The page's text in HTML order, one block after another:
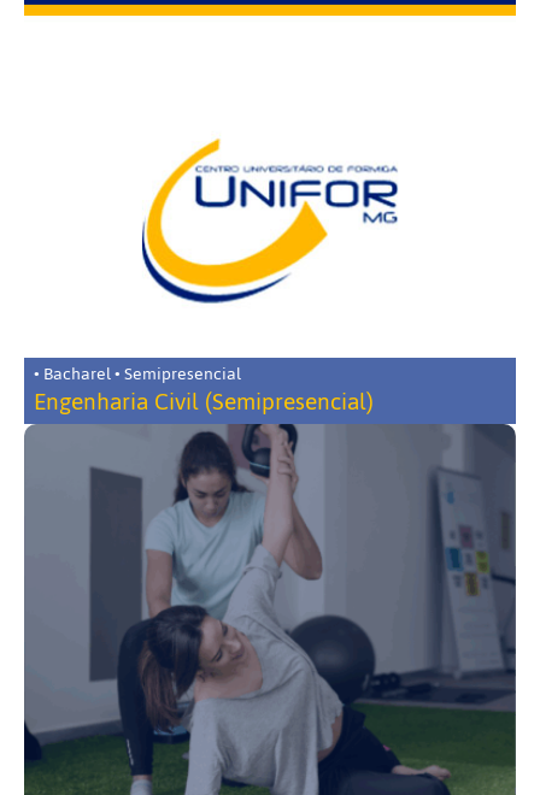
• Bacharel • Semipresencial
Engenharia Civil (Semipresencial)